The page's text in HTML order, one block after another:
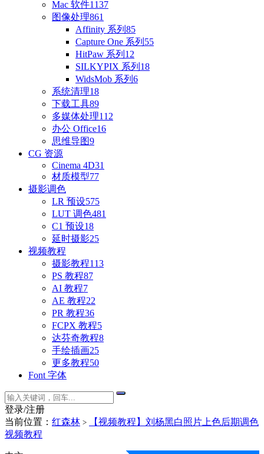
Mac 软件1137
图像处理861
Affinity 系列 85
Capture One 系列 55
HitPaw 系列 12
SILKYPIX 系列 18
WidsMob 系列 6
系统清理18
下载工具89
多媒体处理112
办公 Office16
思维导图9
CG 资源
Cinema 4D31
材质模型77
摄影调色
LR 预设575
LUT 调色481
C1 预设18
延时摄影25
视频教程
摄影教程113
PS 教程87
AI 教程7
AE 教程22
PR 教程36
FCPX 教程5
达芬奇教程8
手绘插画25
更多教程50
Font 字体
登录/注册
当前位置： 红森林 >
【视频教程】刘杨黑白照片上色后期调色
视频教程